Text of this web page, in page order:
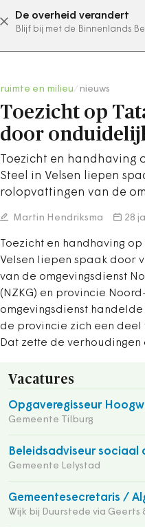
De overheid verandert
Blijf bij met de Binnenlands
ruimte en milieu nieuws
Toezicht op
door
Toezicht en handhaving
Steel in Velsen liepen
rolopvattingen van de
Martin Hendriksma 28
Toezicht en handhaving
Velsen liepen spaak door
van de omgevingsdienst
(NZKG) en provincie
omgevingsdienst
de provincie zich een
Dat zette de verhoudingen
Vacatures
Opgaveregisseur
Gemeente Tilburg
Beleidsadviseur sociaal
Gemeente Lelystad
Gemeentesecretaris /
Wijk bij Duurstede via Geerts